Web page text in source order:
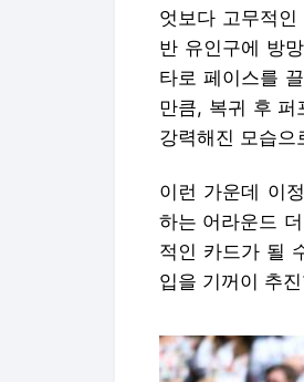
엇보다 고무적
반 유인구에 방
타로 페이스를
만큼, 복귀 후 퍼
강력해진 모습으
이런 가운데 이
하는 어라운드
적인 카드가 될
입을 기꺼이 추